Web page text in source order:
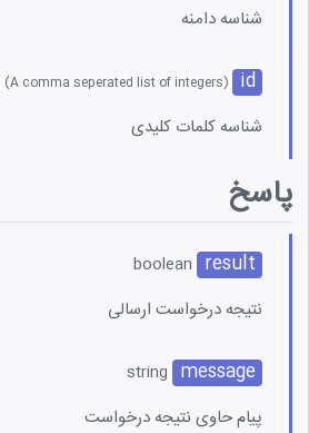
دهنده کلمه کلیدی
موارد
شناسه دامنه
id
(A comma seperated list of integers)
شناسه کلمات کلیدی
پاسخ
result
boolean
نتیجه درخواست ارسالی
message
string
پیام حاوی نتیجه درخواست